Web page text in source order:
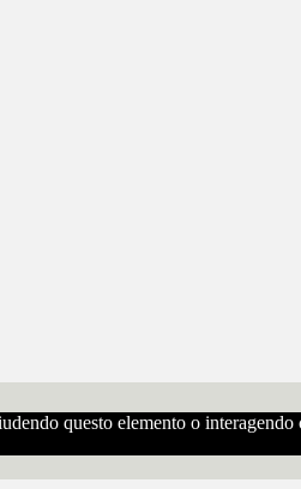
questo elemento o